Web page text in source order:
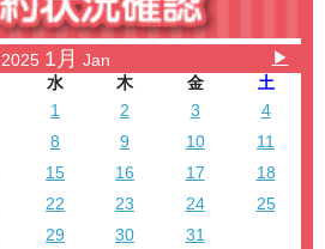
2025 1月 Jan
▶
水 木 金
土
1
2 3
4
8 9 10
11
15 16 17
18
22 23 24
25
29 30 31